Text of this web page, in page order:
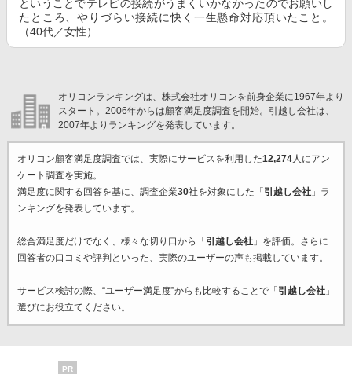
ということでテレビの接続がうまくいかなかったのでお願いし
たところ、やりづらい接続に快く一生懸命対応頂いたこと。
（40代／女性）
オリコンランキングは、株式会社オリコンを前身企業に1967年より
スタート。2006年からは顧客満足度調査を開始。引越し会社は、
2007年よりランキングを発表しています。
オリコン顧客満足度調査では、実際にサービスを利用した12,274人にアン
ケート調査を実施。
満足度に関する回答を基に、調査企業30社を対象にした「 引越し会社」ラ
ンキングを発表しています。
総合満足度だけでなく、様々な切り口から「 引越し会社」を評価。さらに
回答者の口コミや評判といった、実際のユーザーの声も掲載しています。
サービス検討の際、“ユーザー満足度”からも比較することで「 引越し会社」
選びにお役立てください。
PR